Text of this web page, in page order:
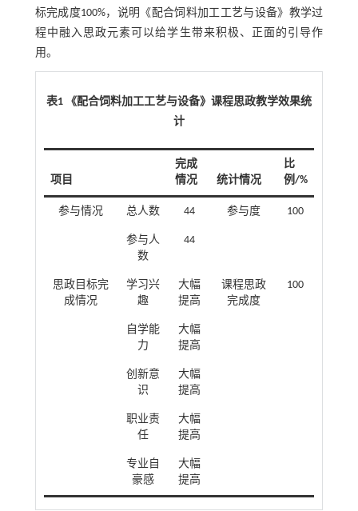
标完成度100%，说明《配合饲料加工工艺与设备》教学过
程中融入思政元素可以给学生带来积极、正面的引导作
用。
表1 《配合饲料加工工艺与设备》课程思政教学效果统
计
项目
完成
情况
统计情况
比
例/%
参与情况 总人数 44 参与度 100
参与人
数
44
思政目标完
成情况
学习兴
趣
大幅
提高
课程思政
完成度
100
自学能
力
大幅
提高
创新意
识
大幅
提高
职业责
任
大幅
提高
专业自
豪感
大幅
提高